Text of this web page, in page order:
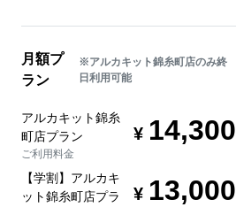
月額プ
ラン
※アルカキット錦糸町店のみ終
日利用可能
アルカキット錦糸
町店プラン
ご利用料金
14,300
【学割】アルカキ
ット錦糸町店プラ
13,000